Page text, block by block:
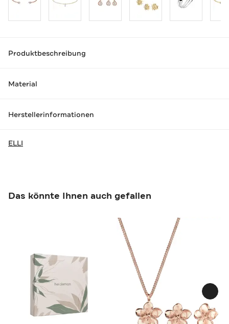
Produktbeschreibung
Material
Herstellerinformationen
ELLI
Das könnte Ihnen auch gefallen